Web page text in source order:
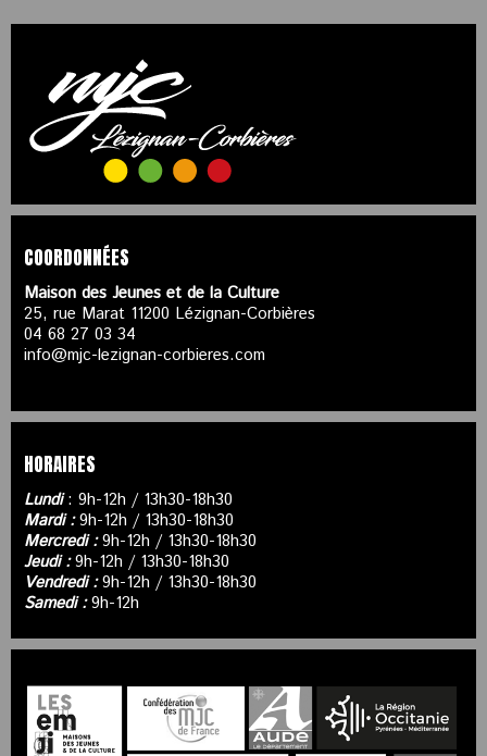
COORDONNÉES
Maison des Jeunes et de la Culture
25, rue Marat 11200 Lézignan-Corbières
04 68 27 03 34
info@mjc-lezignan-corbieres.com
HORAIRES
Lundi: 9h-12h / 13h30-18h30
Mardi :9h-12h / 13h30-18h30
Mercredi :9h-12h / 13h30-18h30
Jeudi :9h-12h / 13h30-18h30
Vendredi :9h-12h / 13h30-18h30
Samedi :9h-12h